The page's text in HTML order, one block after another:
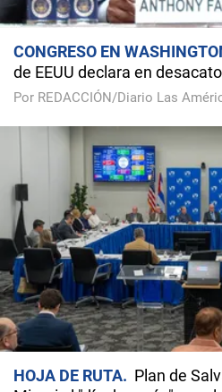
CONGRESO EN
de EEUU declara en
Por REDACCIÓN/Diario Las
HOJA DE RUTA
Plan de